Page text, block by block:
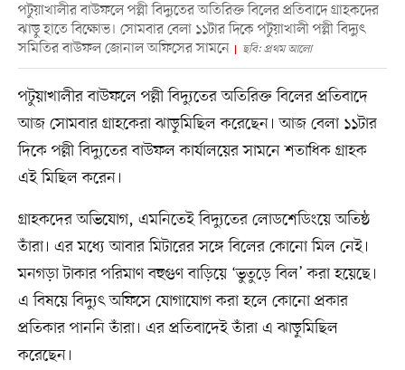
পটুয়াখালীর বাউফলে পল্লী বিদ্যুতের অতিরিক্ত বিলের প্রতিবাদে গ্রাহকদের
ঝাড়ু হাতে বিক্ষোভ। সোমবার বেলা ১১টার দিকে পটুয়াখালী পল্লী বিদ্যুৎ
সমিতির বাউফল জোনাল অফিসের সামনে
ছবি: প্রথম আলো
পটুয়াখালীর বাউফলে পল্লী বিদ্যুতের অতিরিক্ত বিলের প্রতিবাদে
আজ সোমবার গ্রাহকেরা ঝাড়ুমিছিল করেছেন। আজ বেলা ১১টার
দিকে পল্লী বিদ্যুতের বাউফল কার্যালয়ের সামনে শতাধিক গ্রাহক
এই মিছিল করেন।
গ্রাহকদের অভিযোগ, এমনিতেই বিদ্যুতের লোডশেডিংয়ে অতিষ্ঠ
তাঁরা। এর মধ্যে আবার মিটারের সঙ্গে বিলের কোনো মিল নেই।
মনগড়া টাকার পরিমাণ বহুগুণ বাড়িয়ে ‘ভুতুড়ে বিল’ করা হয়েছে।
এ বিষয়ে বিদ্যুৎ অফিসে যোগাযোগ করা হলে কোনো প্রকার
প্রতিকার পাননি তাঁরা। এর প্রতিবাদেই তাঁরা এ ঝাড়ুমিছিল
করেছেন।